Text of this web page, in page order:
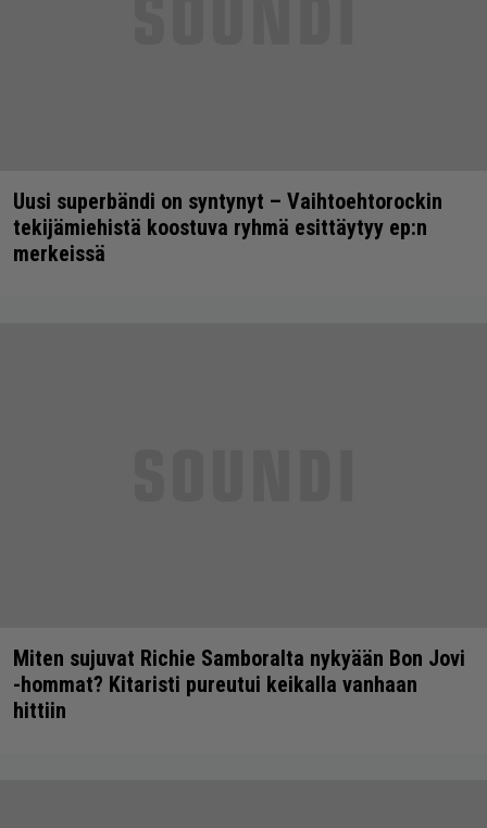
Uusi superbändi on syntynyt – Vaihtoehtorockin
tekijämiehistä koostuva ryhmä esittäytyy ep:n
merkeissä
Miten sujuvat Richie Samboralta nykyään Bon Jovi
-hommat? Kitaristi pureutui keikalla vanhaan
hittiin